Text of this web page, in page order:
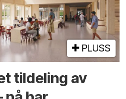
PLUSS
tildeling av